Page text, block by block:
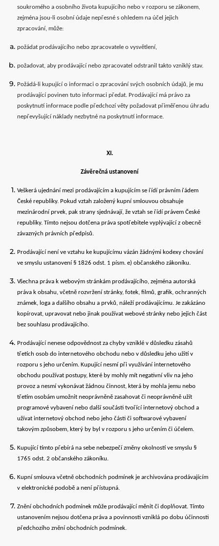
soukromého a osobního života kupujícího nebo v rozporu se zákonem,
zejména jsou-li osobní údaje nepřesné s ohledem na účel jejich
zpracování, může:
požádat prodávajícího nebo zpracovatele o vysvětlení,
požadovat, aby prodávající nebo zpracovatel odstranil takto vzniklý stav.
Požádá-li kupující o informaci o zpracování svých osobních údajů, je mu
prodávající povinen tuto informaci předat. Prodávající má právo za
poskytnutí informace podle předchozí věty požadovat přiměřenou úhradu
nepřevyšující náklady nezbytné na poskytnutí informace.
XI.
Závěrečná ustanovení
Veškerá ujednání mezi prodávajícím a kupujícím se řídí právním řádem
České republiky. Pokud vztah založený kupní smlouvou obsahuje
mezinárodní prvek, pak strany sjednávají, že vztah se řídí právem České
republiky. Tímto nejsou dotčena práva spotřebitele vyplývající z obecně
závazných právních předpisů.
Prodávající není ve vztahu ke kupujícímu vázán žádnými kodexy chování
ve smyslu ustanovení § 1826 odst. 1 písm. e) občanského zákoníku.
Všechna práva k webovým stránkám prodávajícího, zejména autorská
práva k obsahu, včetně rozvržení stránky, fotek, filmů, grafik, ochranných
známek, loga a dalšího obsahu a prvků, náleží prodávajícímu. Je zakázáno
kopírovat, upravovat nebo jinak používat webové stránky nebo jejich část
bez souhlasu prodávajícího.
Prodávající nenese odpovědnost za chyby vzniklé v důsledku zásahů
třetích osob do internetového obchodu nebo v důsledku jeho užití v
rozporu s jeho určením. Kupující nesmí při využívání internetového
obchodu používat postupy, které by mohly mít negativní vliv na jeho
provoz a nesmí vykonávat žádnou činnost, která by mohla jemu nebo
třetím osobám umožnit neoprávněně zasahovat či neoprávněně užít
programové vybavení nebo další součásti tvořící internetový obchod a
užívat internetový obchod nebo jeho části či softwarové vybavení
takovým způsobem, který by byl v rozporu s jeho určením či účelem.
Kupující tímto přebírá na sebe nebezpečí změny okolností ve smyslu §
1765 odst. 2 občanského zákoníku.
Kupní smlouva včetně obchodních podmínek je archivována prodávajícím
v elektronické podobě a není přístupná.
Znění obchodních podmínek může prodávající měnit či doplňovat. Tímto
ustanovením nejsou dotčena práva a povinnosti vzniklá po dobu účinnosti
předchozího znění obchodních podmínek.